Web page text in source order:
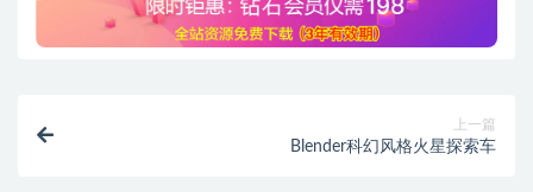
上一篇
Blender科幻风格火星探索车